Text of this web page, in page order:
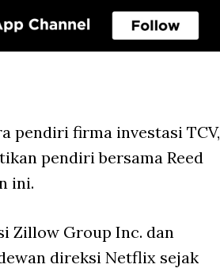
pendiri firma investasi TCV,
pendiri bersama Reed
ini.
Zillow Group Inc. dan
direksi Netflix sejak